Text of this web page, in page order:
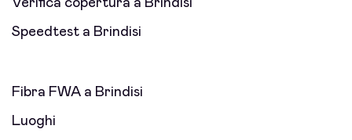
Verifica copertura a Brindisi
Speedtest a Brindisi
Fibra FWA a Brindisi
Luoghi